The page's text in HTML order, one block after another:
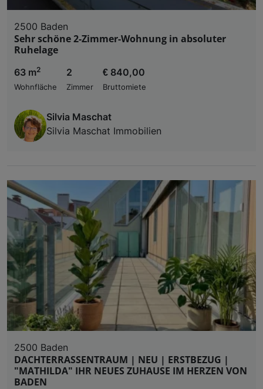
2500 Baden
Sehr schöne 2-Zimmer-Wohnung in absoluter
Ruhelage
63 m2
Wohnfläche
2
Zimmer
€ 840,00
Bruttomiete
Silvia Maschat
Silvia Maschat Immobilien
2500 Baden
DACHTERRASSENTRAUM | NEU | ERSTBEZUG |
"MATHILDA" IHR NEUES ZUHAUSE IM HERZEN VON
BADEN